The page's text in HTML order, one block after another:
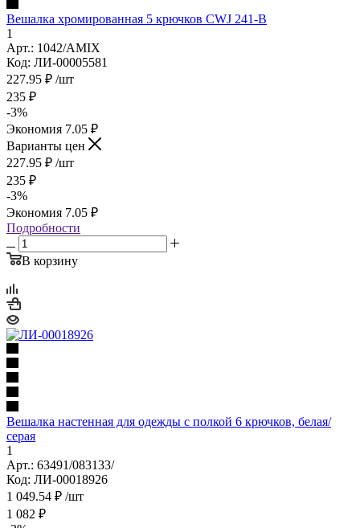
Вешалка хромированная 5 крючков CWJ 241-B
1
Арт.: 1042/AMIX
Код: ЛИ-00005581
227.95 ₽ /шт
235 ₽
-3%
Экономия 7.05 ₽
Варианты цен
227.95 ₽ /шт
235 ₽
-3%
Экономия 7.05 ₽
Подробности
В корзину
Вешалка настенная для одежды с полкой 6 крючков, белая/
серая
1
Арт.: 63491/083133/
Код: ЛИ-00018926
1 049.54 ₽ /шт
1 082 ₽